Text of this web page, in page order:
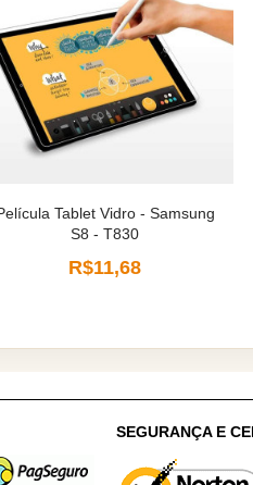
Tablet Vidro - Samsung
S8 - T830
R$11,68
SEGURANÇA E